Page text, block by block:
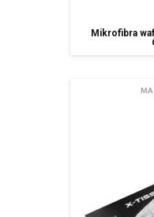
Mikrofibra
MA
ma Pani/Pan prawo
korzystania z usługi